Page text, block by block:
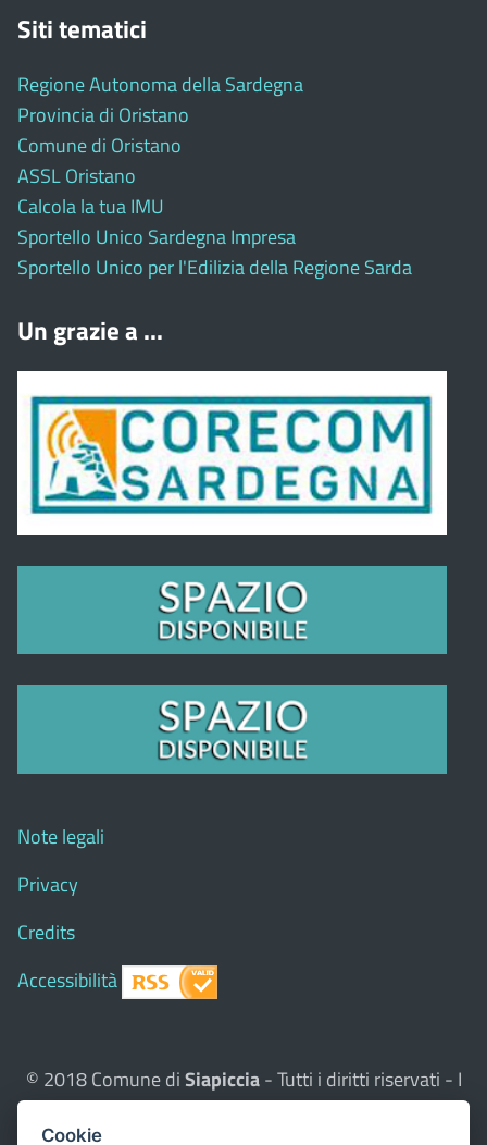
Siti tematici
Regione Autonoma della Sardegna
Provincia di Oristano
Comune di Oristano
ASSL Oristano
Calcola la tua IMU
Sportello Unico Sardegna Impresa
Sportello Unico per l'Edilizia della Regione Sarda
Un grazie a ...
Note legali
Privacy
Credits
Accessibilità
© 2018 Comune diSiapiccia- Tutti i diritti riservati - I
contenuti del sito, testi e immagini sono di proprietà
Cookie